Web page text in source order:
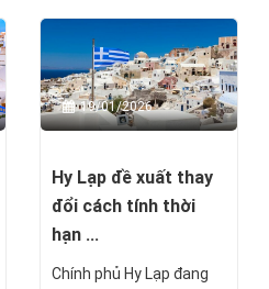
trọng trong quá trình cải
cách hành chính và hiện
đại hóa các thủ tục di trú.
19/01/2026
Hy Lạp đề xuất thay
đổi cách tính thời
hạn ...
Chính phủ Hy Lạp đang